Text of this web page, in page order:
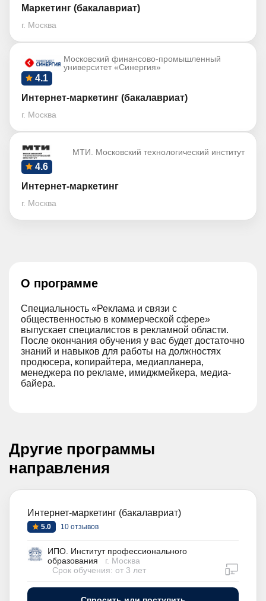
Маркетинг (бакалавриат)
г. Москва
Московский финансово-промышленный
университет «Синергия»
4.1
Интернет-маркетинг (бакалавриат)
г. Москва
МТИ. Московский технологический институт
4.6
Интернет-маркетинг
г. Москва
О программе
Специальность «Реклама и связи с
общественностью в коммерческой сфере»
выпускает специалистов в рекламной области.
После окончания обучения у вас будет достаточно
знаний и навыков для работы на должностях
продюсера, копирайтера, медиапланера,
менеджера по рекламе, имиджмейкера, медиа-
байера.
Другие программы
направления
Интернет-маркетинг (бакалавриат)
5.0 10 отзывов
ИПО. Институт профессионального
образования
г. Москва
Срок обучения: от 3 лет